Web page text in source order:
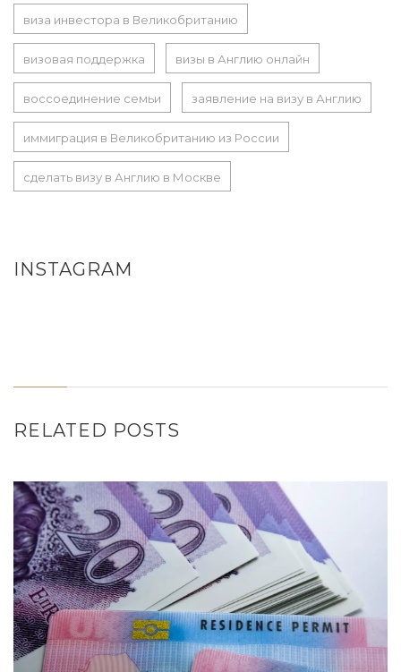
виза инвестора в Великобританию
визовая поддержка визы в Англию онлайн
воссоединение семьи заявление на визу в Англию
иммиграция в Великобританию из России
сделать визу в Англию в Москве
INSTAGRAM
RELATED POSTS